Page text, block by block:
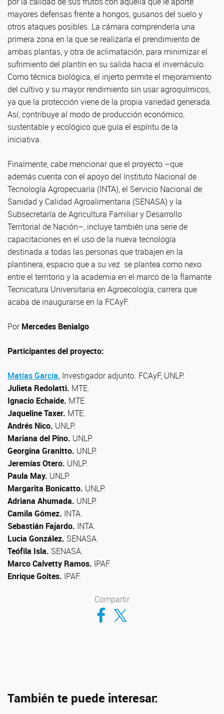
mayores defensas frente a hongos, gusanos del suelo y
otros ataques posibles. La cámara comprendería una
primera zona en la que se realizaría el prendimiento de
ambas plantas, y otra de aclimatación, para minimizar el
sufrimiento del plantín en su salida hacia el invernáculo.
Como técnica biológica, el injerto permite el mejoramiento
del cultivo y su mayor rendimiento sin usar agroquímicos,
ya que la protección viene de la propia variedad generada.
Así, contribuye al modo de producción económico,
sustentable y ecológico que guía el espíritu de la
iniciativa.
Finalmente, cabe mencionar que el proyecto –que
además cuenta con el apoyo del Instituto Nacional de
Tecnología Agropecuaria (INTA), el Servicio Nacional de
Sanidad y Calidad Agroalimentaria (SENASA) y la
Subsecretaría de Agricultura Familiar y Desarrollo
Territorial de Nación–, incluye también una serie de
capacitaciones en el uso de la nueva tecnología
destinada a todas las personas que trabajen en la
plantinera, espacio que a su vez se plantea como nexo
entre el territorio y la academia en el marco de la flamante
Tecnicatura Universitaria en Agroecología, carrera que
acaba de inaugurarse en la FCAyF.
PorMercedes Benialgo
Participantes del proyecto:
Matías García. Investigador adjunto. FCAyF, UNLP.
Julieta Redolatti. MTE.
Ignacio Echaide. MTE.
Jaqueline Taxer. MTE.
Andrés Nico. UNLP.
Mariana del Pino. UNLP.
Georgina Granitto. UNLP.
Jeremías Otero. UNLP.
Paula May. UNLP.
Margarita Bonicatto. UNLP.
Adriana Ahumada. UNLP.
Camila Gómez. INTA.
Sebastián Fajardo. INTA.
Lucia González. SENASA.
Teófila Isla. SENASA.
Marco Calvetty Ramos. IPAF.
Enrique Goites. IPAF.
Compartir
Compartir en Facebook
Compartir en Twitter
También te puede interesar: